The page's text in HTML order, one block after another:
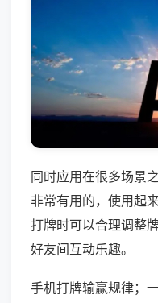
同时应用在很多场景
非常有用的，使用起
打牌时可以合理调整
好友间互动乐趣。
手机打牌输赢规律；